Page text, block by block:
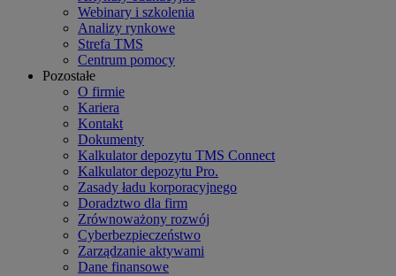
Webinary i szkolenia
Analizy rynkowe
Strefa TMS
Centrum pomocy
Pozostałe
O firmie
Kariera
Kontakt
Dokumenty
Kalkulator depozytu TMS Connect
Kalkulator depozytu Pro.
Zasady ładu korporacyjnego
Doradztwo dla firm
Zrównoważony rozwój
Cyberbezpieczeństwo
Zarządzanie aktywami
Dane finansowe